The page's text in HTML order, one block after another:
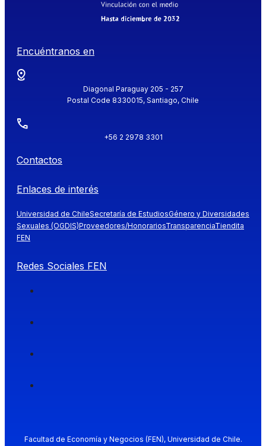
Encuéntranos en
Diagonal Paraguay 205 - 257
Postal Code 8330015, Santiago, Chile
+56 2 2978 3301
Contactos
Enlaces de interés
Universidad de ChileSecretaría de EstudiosGénero y Diversidades
Sexuales (OGDIS)Proveedores/HonorariosTransparenciaTiendita
FEN
Redes Sociales FEN
Facultad de Economía y Negocios (FEN), Universidad de Chile.